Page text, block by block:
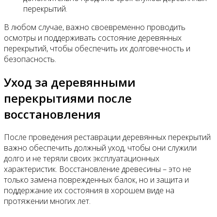
перекрытий.
В любом случае, важно своевременно проводить
осмотры и поддерживать состояние деревянных
перекрытий, чтобы обеспечить их долговечность и
безопасность.
Уход за деревянными
перекрытиями после
восстановления
После проведения реставрации деревянных перекрытий
важно обеспечить должный уход, чтобы они служили
долго и не теряли своих эксплуатационных
характеристик. Восстановление древесины – это не
только замена поврежденных балок, но и защита и
поддержание их состояния в хорошем виде на
протяжении многих лет.